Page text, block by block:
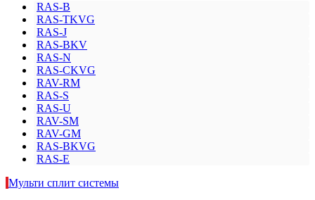
RAS-B
RAS-TKVG
RAS-J
RAS-BKV
RAS-N
RAS-CKVG
RAV-RM
RAS-S
RAS-U
RAV-SM
RAV-GM
RAS-BKVG
RAS-E
Мульти сплит системы